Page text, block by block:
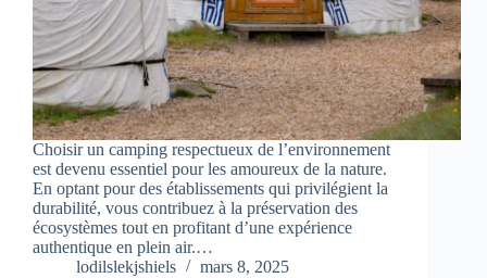
Choisir un camping respectueux de l’environnement
est devenu essentiel pour les amoureux de la nature.
En optant pour des établissements qui privilégient la
durabilité, vous contribuez à la préservation des
écosystèmes tout en profitant d’une expérience
authentique en plein air.…
lodilslekjshiels
mars 8, 2025